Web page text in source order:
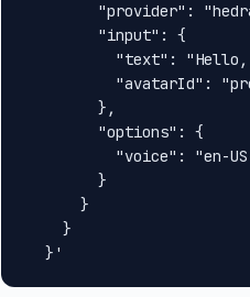
"provider":
        "input": {
"text":
"avatarId":
        },
        "options": {
"voice": "en-
        }
      }
    }
  }'